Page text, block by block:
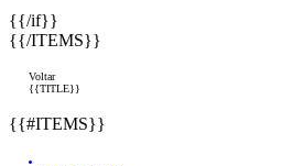
{{/if}}
{{/ITEMS}}
Voltar
{{TITLE}}
{{#ITEMS}}